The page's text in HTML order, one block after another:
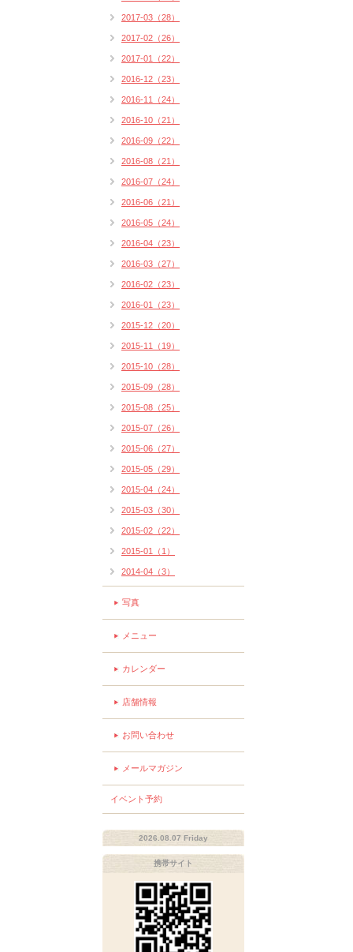
2017-03（28）
2017-02（26）
2017-01（22）
2016-12（23）
2016-11（24）
2016-10（21）
2016-09（22）
2016-08（21）
2016-07（24）
2016-06（21）
2016-05（24）
2016-04（23）
2016-03（27）
2016-02（23）
2016-01（23）
2015-12（20）
2015-11（19）
2015-10（28）
2015-09（28）
2015-08（25）
2015-07（26）
2015-06（27）
2015-05（29）
2015-04（24）
2015-03（30）
2015-02（22）
2015-01（1）
2014-04（3）
写真
メニュー
カレンダー
店舗情報
お問い合わせ
メールマガジン
イベント予約
2026.08.07 Friday
携帯サイト